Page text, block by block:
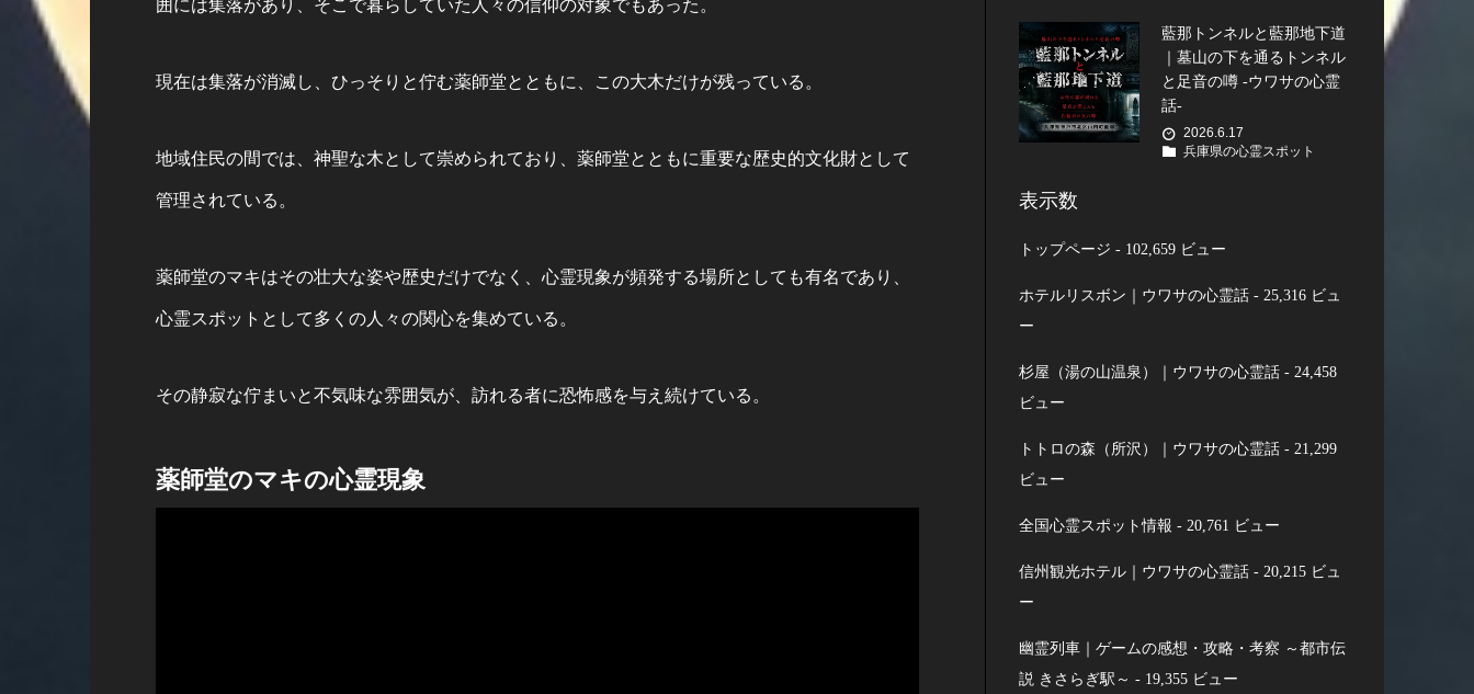
囲には集落があり、そこで暮らしていた人々の信仰の対象でもあった。
現在は集落が消滅し、ひっそりと佇む薬師堂とともに、この大木だけが残っている。
地域住民の間では、神聖な木として崇められており、薬師堂とともに重要な歴史的文化財として
管理されている。
薬師堂のマキはその壮大な姿や歴史だけでなく、心霊現象が頻発する場所としても有名であり、
心霊スポットとして多くの人々の関心を集めている。
その静寂な佇まいと不気味な雰囲気が、訪れる者に恐怖感を与え続けている。
薬師堂のマキの心霊現象
藍那トンネルと藍那地下道
｜墓山の下を通るトンネル
と足音の噂 -ウワサの心霊
話-
2026.6.17
兵庫県の心霊スポット
表示数
トップページ - 102,659 ビュー
ホテルリスボン｜ウワサの心霊話 - 25,316 ビュ
ー
杉屋（湯の山温泉）｜ウワサの心霊話 - 24,458
ビュー
トトロの森（所沢）｜ウワサの心霊話 - 21,299
ビュー
全国心霊スポット情報 - 20,761 ビュー
信州観光ホテル｜ウワサの心霊話 - 20,215 ビュ
ー
幽霊列車｜ゲームの感想・攻略・考察 ～都市伝
説 きさらぎ駅～ - 19,355 ビュー